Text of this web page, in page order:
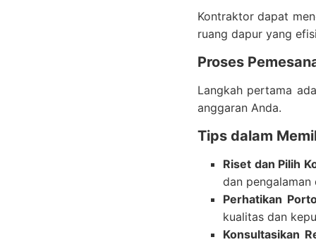
Kontraktor dapat
ruang dapur yang
Proses
Langkah pertama
anggaran Anda.
Tips dalam
Riset dan Pilih
dan
Perhatikan
kualitas dan
Konsultasikan